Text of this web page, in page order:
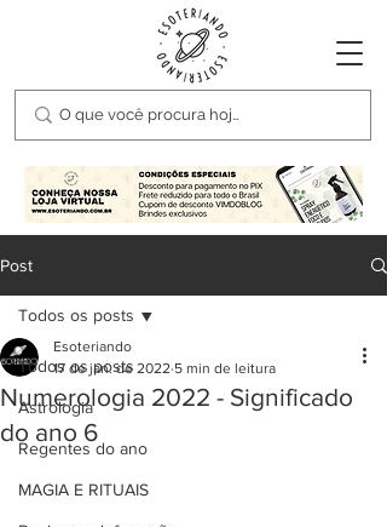
Post
Todos os posts
Astrologia
Regentes do ano
MAGIA E RITUAIS
Todos os posts
Numerologia 2022 - Significado
do ano 6
Esoteriando
17 de jan. de 2022 5 min de leitura